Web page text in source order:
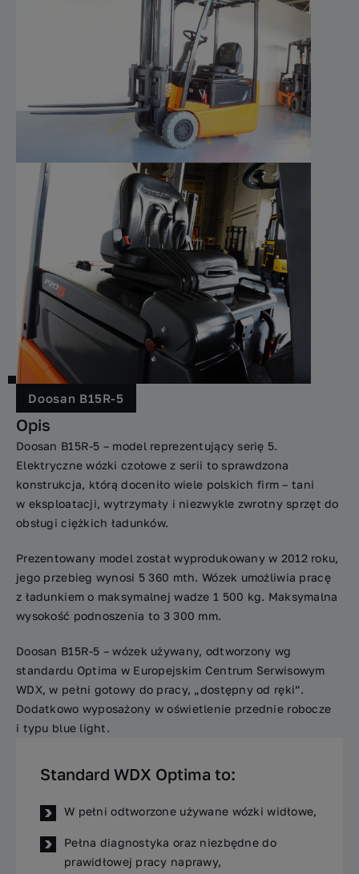
Doosan B15R-5
Opis
Doosan B15R-5 – model reprezentujący serię 5.
Elektryczne wózki czołowe z serii to sprawdzona
konstrukcja, którą doceniło wiele polskich firm – tani
w eksploatacji, wytrzymały i niezwykle zwrotny sprzęt do
obsługi ciężkich ładunków.
Prezentowany model został wyprodukowany w 2012 roku,
jego przebieg wynosi 5 360 mth. Wózek umożliwia pracę
z ładunkiem o maksymalnej wadze 1 500 kg. Maksymalna
wysokość podnoszenia to 3 300 mm.
Doosan B15R-5 – wózek używany, odtworzony wg
standardu Optima w Europejskim Centrum Serwisowym
WDX, w pełni gotowy do pracy, „dostępny od ręki”.
Dodatkowo wyposażony w oświetlenie przednie robocze
i typu blue light.
Standard WDX Optima to:
W pełni odtworzone używane wózki widłowe,
Pełna diagnostyka oraz niezbędne do
prawidłowej pracy naprawy,